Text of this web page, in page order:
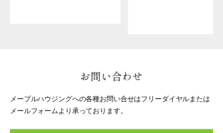
お問い合わせ
メープルハウジングへの各種お問い合せはフリーダイヤルまたは
メールフォームより承っております。